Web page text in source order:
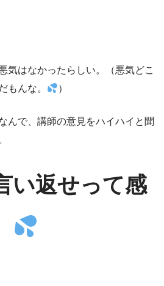
気はなかったらしい。（悪気どこ
もんな。
）
んで、講師の意見をハイハイと聞
い返せって感